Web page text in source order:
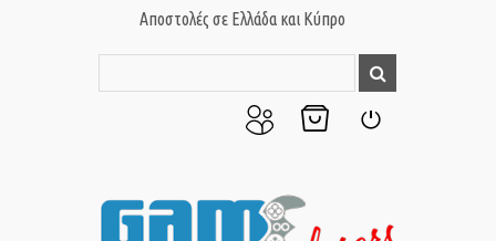
Αποστολές σε Ελλάδα και Κύπρο
μου